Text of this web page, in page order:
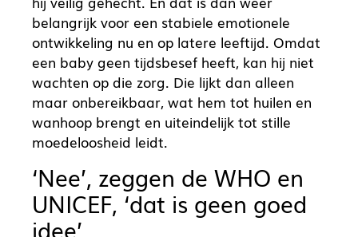
belangrijk voor een stabiele emotionele
ontwikkeling nu en op latere leeftijd. Omdat
een baby geen tijdsbesef heeft, kan hij niet
wachten op die zorg. Die lijkt dan alleen
maar onbereikbaar, wat hem tot huilen en
wanhoop brengt en uiteindelijk tot stille
moedeloosheid leidt.
‘Nee’, zeggen de WHO en
UNICEF, ‘dat is geen goed
idee’